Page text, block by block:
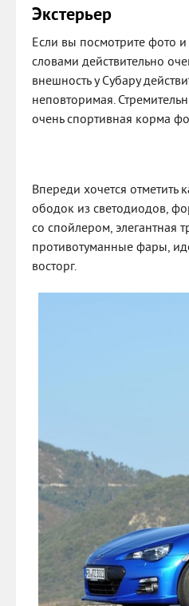
Экстерьер
Если вы посмотрите фото
словами действительно
внешность у Субару
неповторимая.
очень спортивная корма
Впереди хочется
ободок из светодиодов,
со спойлером, элегантная
противотуманные фары,
восторг.